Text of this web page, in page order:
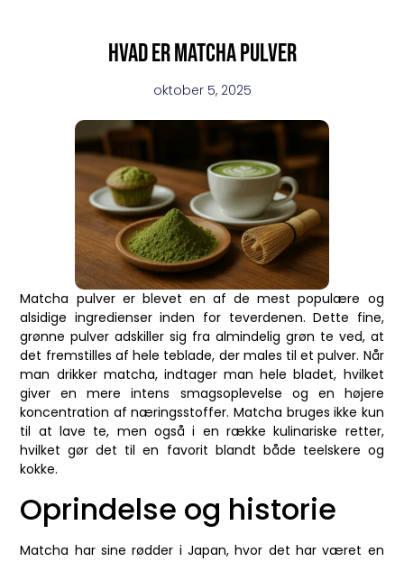
Hvad er matcha pulver
oktober 5, 2025
Matcha pulver er blevet en af de mest populære og
alsidige ingredienser inden for teverdenen. Dette fine,
grønne pulver adskiller sig fra almindelig grøn te ved, at
det fremstilles af hele teblade, der males til et pulver. Når
man drikker matcha, indtager man hele bladet, hvilket
giver en mere intens smagsoplevelse og en højere
koncentration af næringsstoffer. Matcha bruges ikke kun
til at lave te, men også i en række kulinariske retter,
hvilket gør det til en favorit blandt både teelskere og
kokke.
Oprindelse og historie
Matcha har sine rødder i Japan, hvor det har været en